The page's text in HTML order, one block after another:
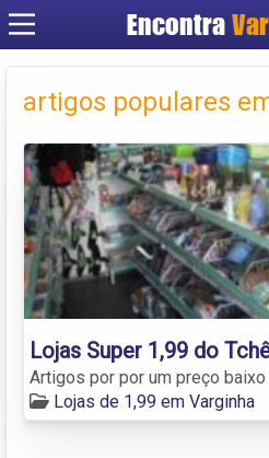
Encontra
Criar
artigos populares
Lojas Super 1,99 do
Artigos por por um preço baixo
Lojas de 1,99 em Varginha